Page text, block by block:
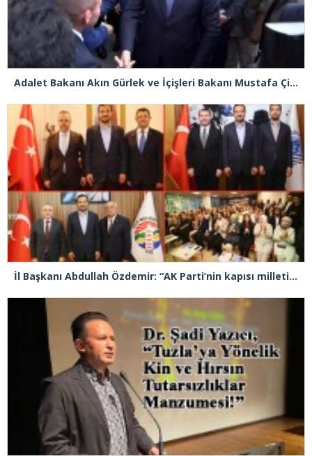
Adalet Bakanı Akın Gürlek ve İçişleri Bakanı Mustafa Çiftçi Esenyurt’ta
İl Başkanı Abdullah Özdemir: “AK Parti’nin kapısı milletine hizmet etmek isteyen herkese açıktır”